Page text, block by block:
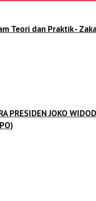
Teori dan Praktik -
PRESIDEN JOKO